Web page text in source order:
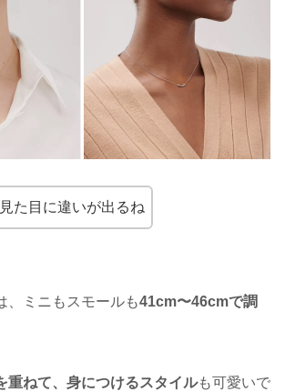
た目に違いが出るね
、ミニもスモールも41cm〜46cmで調
重ねて、身につけるスタイルも可愛いで